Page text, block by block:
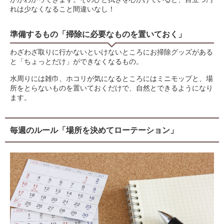
れは少なくなること間違いなし！
準備するもの「掃除に必要なものを置いておく」
わざわざ取りに行かないといけないところにお掃除グッズがある
と「ちょっとだけ」ができなくなるもの。
水周りには雑巾、ホコリが気になるところにはミニモップと、場
所をとらないものを置いておくだけで、自然とできるようになり
ます。
毎週のルール「場所を決めてローテーション」